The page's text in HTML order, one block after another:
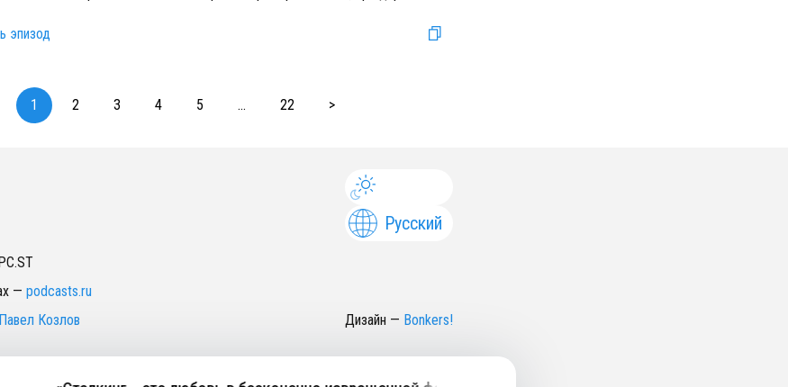
эпизод
1 2 3 4 5 ... 22 >
Русский
— podcasts.ru
Павел Козлов Дизайн — Bonkers!